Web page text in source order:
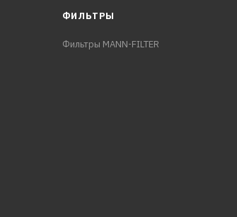
ФИЛЬТРЫ
Фильтры MANN-FILTER